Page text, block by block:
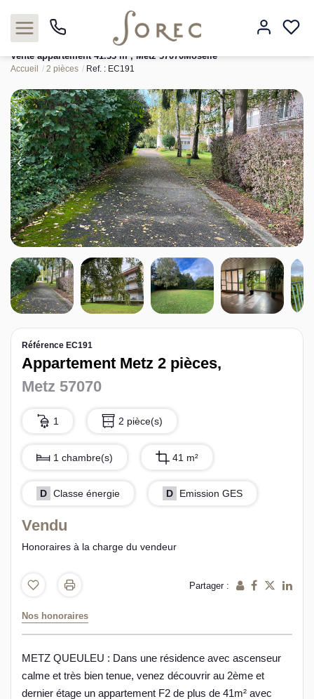
Acheter
Louer
Estimer
Neuf
Gestion
Syndic
L’équipe sorec
Recrutement
Vente appartement 41.33 m², Metz 57070Moselle
Accueil 2 pièces Ref. : EC191
Référence EC191
Appartement Metz 2 pièces,
Metz 57070
1 2 pièce(s)
1 chambre(s) 41 m²
D Classe énergie D Emission GES
Vendu
Honoraires à la charge du vendeur
Partager :
Nos honoraires
METZ QUEULEU : Dans une résidence avec ascenseur
calme et très bien tenue, venez découvrir au 2ème et
dernier étage un appartement F2 de plus de 41m² avec